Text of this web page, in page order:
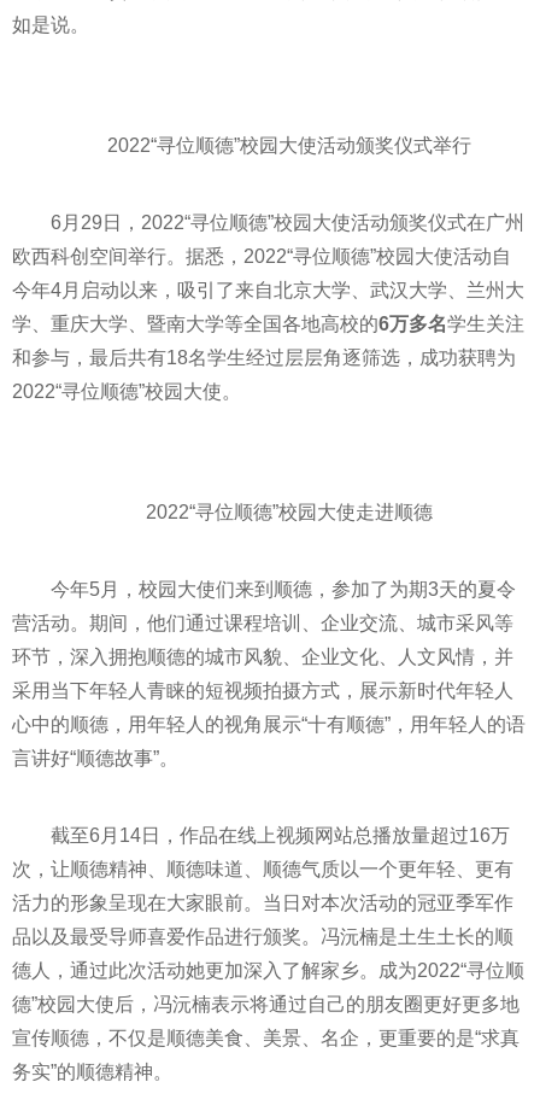
如是说。
2022“寻位顺德”校园大使活动颁奖仪式举行
6月29日，2022“寻位顺德”校园大使活动颁奖仪式在广州
欧西科创空间举行。据悉，2022“寻位顺德”校园大使活动自
今年4月启动以来，吸引了来自北京大学、武汉大学、兰州大
学、重庆大学、暨南大学等全国各地高校的6万多名学生关注
和参与，最后共有18名学生经过层层角逐筛选，成功获聘为
2022“寻位顺德”校园大使。
2022“寻位顺德”校园大使走进顺德
今年5月，校园大使们来到顺德，参加了为期3天的夏令
营活动。期间，他们通过课程培训、企业交流、城市采风等
环节，深入拥抱顺德的城市风貌、企业文化、人文风情，并
采用当下年轻人青睐的短视频拍摄方式，展示新时代年轻人
心中的顺德，用年轻人的视角展示“十有顺德”，用年轻人的语
言讲好“顺德故事”。
截至6月14日，作品在线上视频网站总播放量超过16万
次，让顺德精神 、顺德味道、顺德气质以一个更年轻、更有
活力的形象呈现在大家眼前。当日对本次活动的冠亚季军作
品以及最受导师喜爱作品进行颁奖。冯沅楠是土生土长的顺
德人，通过此次活动她更加深入了解家乡。成为2022“寻位顺
德”校园大使后，冯沅楠表示将通过自己的朋友圈更好更多地
宣传顺德，不仅是顺德美食、美景、名企，更重要的是“求真
务实”的顺德精神。